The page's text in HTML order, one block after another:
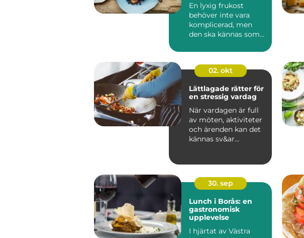
En lyxig frukost
behöver inte vara
komplicerad, men
den ska kännas som
02. okt
Lättlagade rätter för
en stressig vardag
När vardagen är full
av möten, aktiviteter
och ärenden kan det
kännas sv&ar...
30. sep
Lunch i Borås: en
gastronomisk
upplevelse
I hjärtat av Västra